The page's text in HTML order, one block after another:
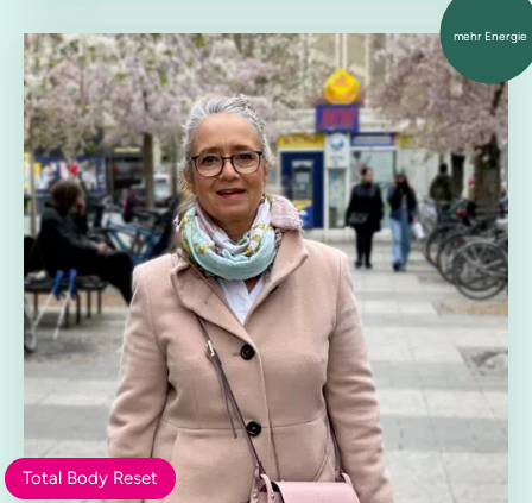
mehr Energie
Total Body Reset